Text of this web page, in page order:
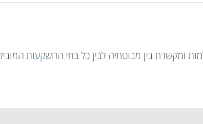
ומקשרת בין מבוטחיה לבין כל בתי ההשקעות